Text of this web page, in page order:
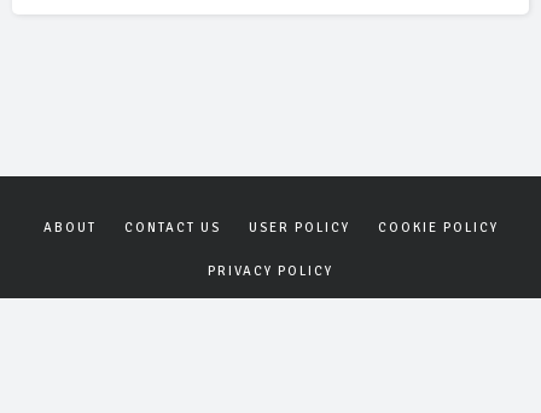
ABOUT CONTACT US USER POLICY COOKIE POLICY
PRIVACY POLICY